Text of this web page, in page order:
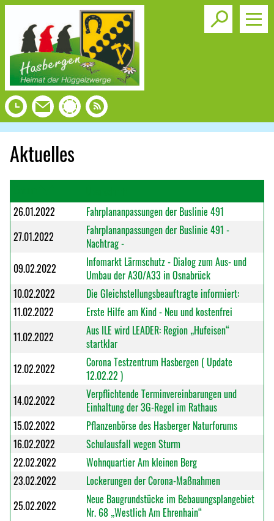
Toggle
Aktuelles
26.01.2022
Fahrplananpassungen der Buslinie 491
27.01.2022
Fahrplananpassungen der Buslinie 491 -
Nachtrag -
09.02.2022
Infomarkt Lärmschutz - Dialog zum Aus- und
Umbau der A30/A33 in Osnabrück
10.02.2022
Die Gleichstellungsbeauftragte informiert:
11.02.2022
Erste Hilfe am Kind - Neu und kostenfrei
11.02.2022
Aus ILE wird LEADER: Region „Hufeisen“
startklar
12.02.2022
Corona Testzentrum Hasbergen ( Update
12.02.22 )
14.02.2022
Verpflichtende Terminvereinbarungen und
Einhaltung der 3G-Regel im Rathaus
15.02.2022
Pflanzenbörse des Hasberger Naturforums
16.02.2022
Schulausfall wegen Sturm
22.02.2022
Wohnquartier Am kleinen Berg
23.02.2022
Lockerungen der Corona-Maßnahmen
25.02.2022
Neue Baugrundstücke im Bebauungsplangebiet
Nr. 68 „Westlich Am Ehrenhain“